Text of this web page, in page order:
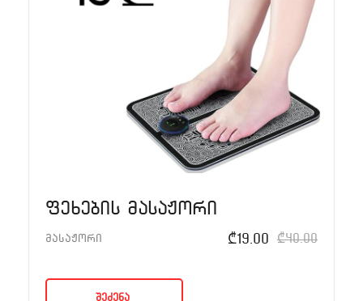
ფეხების მასაჟორი
მასაჟორი ₾40.00
₾19.00
შეძენა